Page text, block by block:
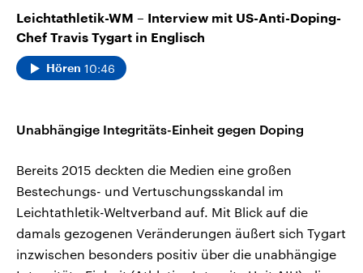
Leichtathletik-WM – Interview mit US-Anti-Doping-
Chef Travis Tygart in Englisch
Hören 10:46
Unabhängige Integritäts-Einheit gegen Doping
Bereits 2015 deckten die Medien eine großen
Bestechungs- und Vertuschungsskandal im
Leichtathletik-Weltverband auf. Mit Blick auf die
damals gezogenen Veränderungen äußert sich Tygart
inzwischen besonders positiv über die unabhängige